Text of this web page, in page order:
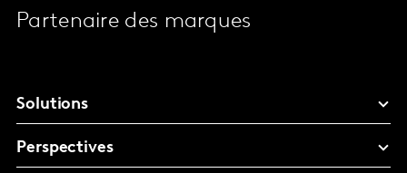
Partenaire des marques
Solutions
Perspectives